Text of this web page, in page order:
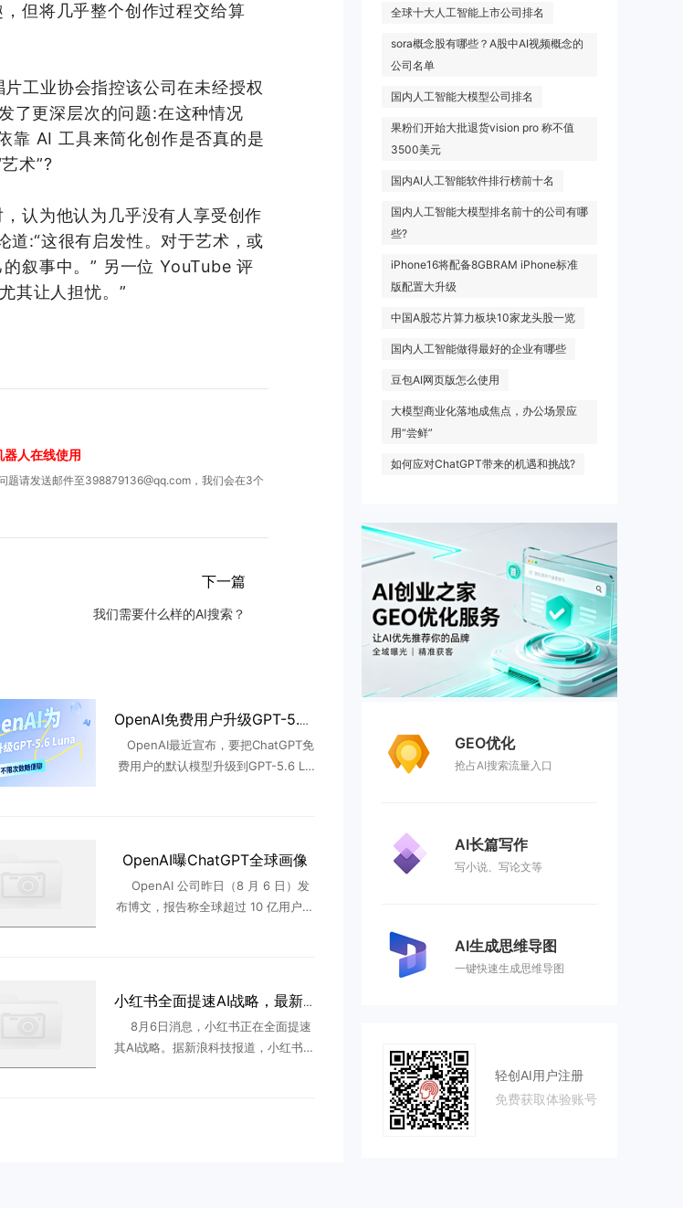
全球十大人工智能上市公司排名
sora概念股有哪些？A股中AI视频概念的
公司名单
国内人工智能大模型公司排名
果粉们开始大批退货vision pro 称不值
3500美元
国内AI人工智能软件排行榜前十名
国内人工智能大模型排名前十的公司有哪
些?
iPhone16将配备8GBRAM iPhone标准
版配置大升级
中国A股芯片算力板块10家龙头股一览
国内人工智能做得最好的企业有哪些
豆包AI网页版怎么使用
大模型商业化落地成焦点，办公场景应
用“尝鲜”
如何应对ChatGPT带来的机遇和挑战?
GEO优化
抢占AI搜索流量入口
AI长篇写作
写小说、写论文等
AI生成思维导图
一键快速生成思维导图
轻创AI用户注册
免费获取体验账号
但将几乎整个创作过程交给算
工业协会指控该公司在未经授权
了更深层次的问题:在这种情况
靠 AI 工具来简化创作是否真的是
术”?
认为他认为几乎没有人享受创作
道:“这很有启发性。对于艺术，或
叙事中。” 另一位 YouTube 评
其让人担忧。”
人在线使用
题请发送邮件至398879136@qq.com，我们会在3个
下一篇
我们需要什么样的AI搜索？
OpenAI免费用户升级GPT-5.6 Luna
OpenAI最近宣布，要把ChatGPT免
费用户的默认模型升级到GPT-5.6 Lu
OpenAI曝ChatGPT全球画像
OpenAI 公司昨日（8 月 6 日）发
布博文，报告称全球超过 10 亿用户使
小红书全面提速AI战略，最新动作曝光
8月6日消息，小红书正在全面提速
其AI战略。据新浪科技报道，小红书正